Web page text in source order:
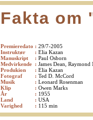
Fakta om
Premieredato : 29/7-2005
Instruktør
: Elia Kazan
Manuskript
: Paul Osborn
Medvirkende : James Dean,
Produkion
: Elia Kazan
Fotograf
: Ted D. McCord
Musik
: Leonard Rosenman
Klip
: Owen Marks
År
: 1955
Land
: USA
Varighed
: 115 min